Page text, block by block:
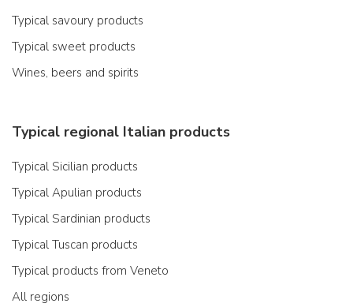
Typical savoury products
Typical sweet products
Wines, beers and spirits
Typical regional Italian products
Typical Sicilian products
Typical Apulian products
Typical Sardinian products
Typical Tuscan products
Typical products from Veneto
All regions